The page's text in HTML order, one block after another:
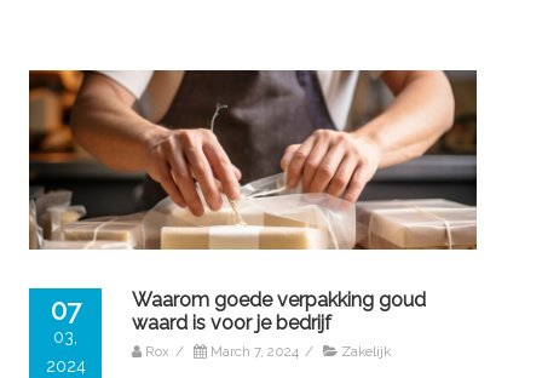
07
03,
2024
Waarom goede verpakking goud
waard is voor je bedrijf
Rox / March 7, 2024 / Zakelijk